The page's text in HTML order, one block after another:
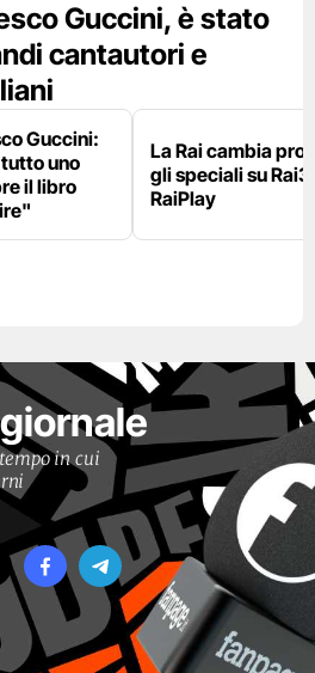
Guccini, è stato
cantautori e
Guccini:
uno
il libro
La Rai cambia
gli speciali su
RaiPlay
in cui